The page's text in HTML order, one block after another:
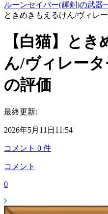
ルーンセイバー(輝剣)の武器
ときめきもえるけん/ヴィレ
【白猫】と
ん/ヴィレー
の評価
最終更新:
2026年5月11日11:54
コメント 0 件
コメント
0